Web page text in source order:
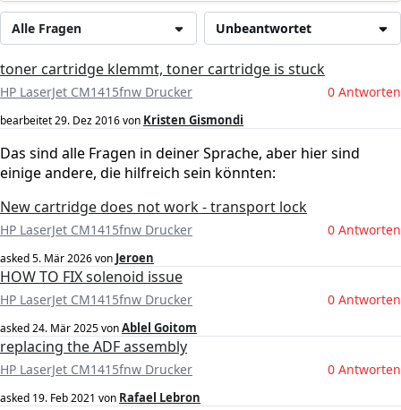
Unbeantwortet
Alle Fragen
toner cartridge klemmt, toner cartridge is stuck
HP LaserJet CM1415fnw Drucker 0 Antworten
bearbeitet29. Dez 2016von Kristen Gismondi
Das sind alle Fragen in deiner Sprache, aber hier sind
einige andere, die hilfreich sein könnten:
New cartridge does not work - transport lock
HP LaserJet CM1415fnw Drucker 0 Antworten
asked5. Mär 2026von Jeroen
HOW TO FIX solenoid issue
HP LaserJet CM1415fnw Drucker 0 Antworten
asked24. Mär 2025vonAblel Goitom
replacing the ADF assembly
HP LaserJet CM1415fnw Drucker 0 Antworten
asked 19. Feb 2021 von Rafael Lebron